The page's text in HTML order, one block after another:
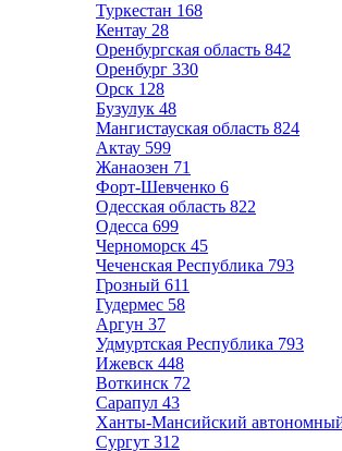
Туркестан 168
Кентау 28
Оренбургская область 842
Оренбург 330
Орск 128
Бузулук 48
Мангистауская область 824
Актау 599
Жанаозен 71
Форт-Шевченко 6
Одесская область 822
Одесса 699
Черноморск 45
Чеченская Республика 793
Грозный 611
Гудермес 58
Аргун 37
Удмуртская Республика 793
Ижевск 448
Воткинск 72
Сарапул 43
Ханты-Мансийский
Сургут 312